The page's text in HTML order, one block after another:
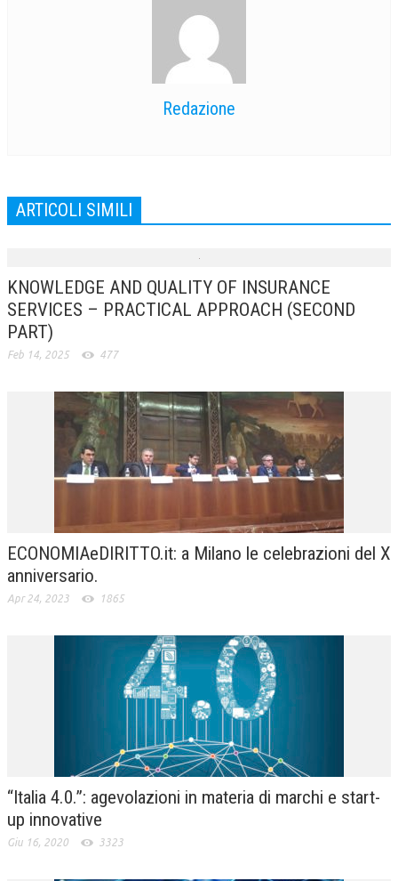
Redazione
ARTICOLI SIMILI
KNOWLEDGE AND QUALITY OF INSURANCE
SERVICES – PRACTICAL APPROACH (SECOND
PART)
Feb 14, 2025 477
ECONOMIAeDIRITTO.it: a Milano le celebrazioni del X
anniversario.
Apr 24, 2023 1865
“Italia 4.0.”: agevolazioni in materia di marchi e start-
up innovative
Giu 16, 2020 3323